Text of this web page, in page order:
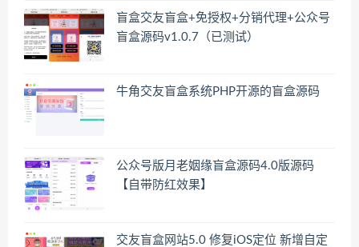
盲盒交友盲盒+免授权+分销代理+公众号
盲盒源码v1.0.7（已测试）
牛角交友盲盒系统PHP开源的盲盒源码
公众号版月老姻缘盲盒源码4.0版源码
【自带防红效果】
交友盲盒网站5.0 修复iOS定位 新增自定